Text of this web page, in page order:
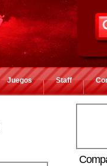
Juegos Staff